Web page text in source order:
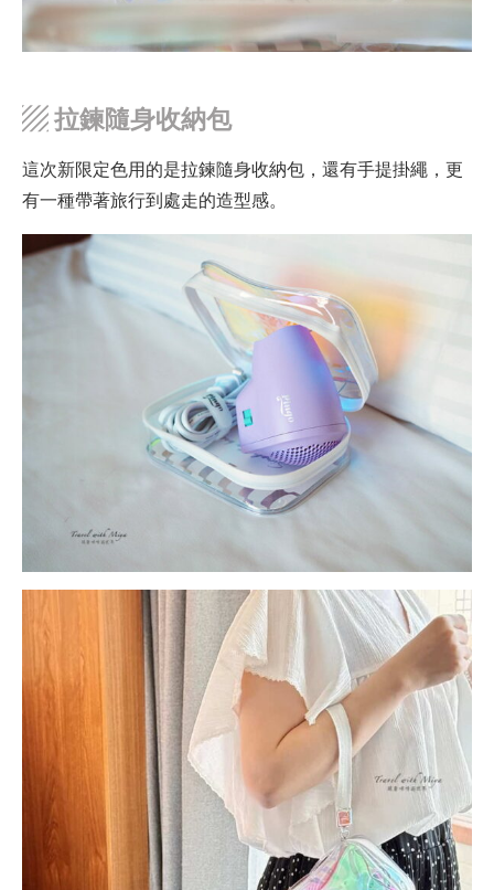
▨拉鍊隨身收納包
這次新限定色用的是拉鍊隨身收納包，還有手提掛繩，更
有一種帶著旅行到處走的造型感。